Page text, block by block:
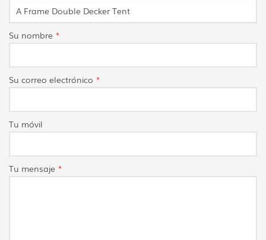
Su nombre *
Su correo electrónico *
Tu móvil
Tu mensaje *